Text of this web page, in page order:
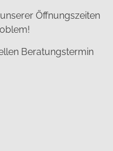
Öffnungszeiten
Beratungstermin